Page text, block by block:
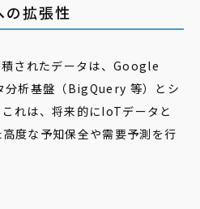
拡張性
されたデータは、Google
析基盤（BigQuery 等）とシ
れは、将来的にIoTデータと
度な予知保全や需要予測を行